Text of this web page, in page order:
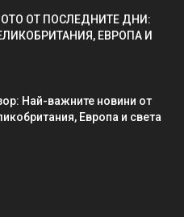
ОТ ПОСЛЕДНИТЕ ДНИ:
ЕВРОПА И
Най-важните новини от
Европа и света